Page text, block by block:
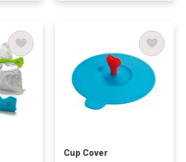
Cup Cover